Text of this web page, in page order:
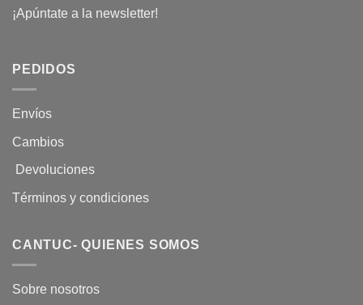
¡Apúntate a la newsletter!
PEDIDOS
Envíos
Cambios
Devoluciones
Términos y condiciones
CANTUC- QUIENES SOMOS
Sobre nosotros